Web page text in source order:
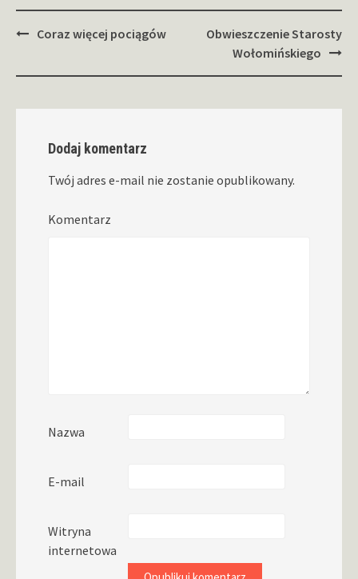
Zobacz
Coraz więcej pociągów
Obwieszczenie Starosty
Wołomińskiego
Dodaj komentarz
Twój adres e-mail nie zostanie opublikowany.
Komentarz
Nazwa
E-mail
Witryna
internetowa